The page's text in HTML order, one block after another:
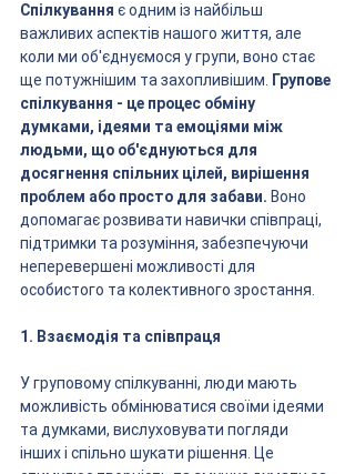
Спілкування є одним із найбільш
важливих аспектів нашого життя, але
коли ми об'єднуємося у групи, воно стає
ще потужнішим та захопливішим.
Групове
спілкування - це процес обміну
думками, ідеями та емоціями між
людьми, що об'єднуються для
досягнення спільних цілей, вирішення
проблем або просто для забави. Воно
допомагає розвивати навички співпраці,
підтримки та розуміння, забезпечуючи
неперевершені можливості для
особистого та колективного зростання.
1. Взаємодія та співпраця
У груповому спілкуванні, люди мають
можливість обмінюватися своїми ідеями
та думками, вислуховувати погляди
інших і спільно шукати рішення. Це